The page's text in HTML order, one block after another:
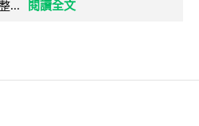
...
閱讀全文